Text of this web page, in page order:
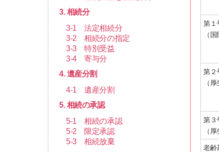
第１
（
第２
（
第３
（
老齢
3. 相続分
3-1 法定相続分
3-2 相続分の指定
3-3 特別受益
3-4 寄与分
4. 遺産分割
4-1 遺産分割
5. 相続の承認
5-1 相続の承認
5-2 限定承認
5-3 相続放棄